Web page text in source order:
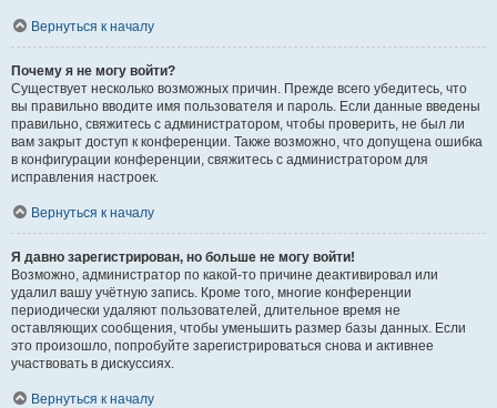
Вернуться к началу
Почему я не могу войти?
Существует несколько возможных причин. Прежде всего убедитесь, что
вы правильно вводите имя пользователя и пароль. Если данные введены
правильно, свяжитесь с администратором, чтобы проверить, не был ли
вам закрыт доступ к конференции. Также возможно, что допущена ошибка
в конфигурации конференции, свяжитесь с администратором для
исправления настроек.
Вернуться к началу
Я давно зарегистрирован, но больше не могу войти!
Возможно, администратор по какой-то причине деактивировал или
удалил вашу учётную запись. Кроме того, многие конференции
периодически удаляют пользователей, длительное время не
оставляющих сообщения, чтобы уменьшить размер базы данных. Если
это произошло, попробуйте зарегистрироваться снова и активнее
участвовать в дискуссиях.
Вернуться к началу